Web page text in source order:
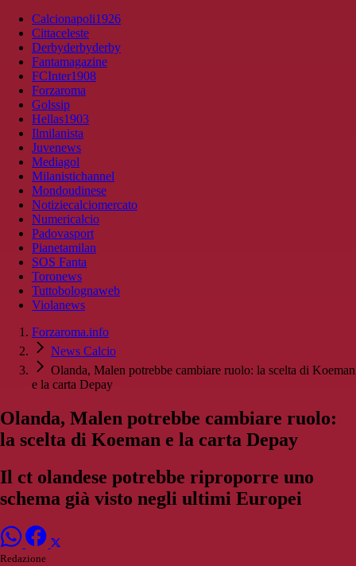
Calcionapoli1926
Cittaceleste
Derbyderbyderby
Fantamagazine
FCInter1908
Forzaroma
Golssip
Hellas1903
Ilmilanista
Juvenews
Mediagol
Milanistichannel
Mondoudinese
Notiziecalciomercato
Numericalcio
Padovasport
Pianetamilan
SOS Fanta
Toronews
Tuttobolognaweb
Violanews
Forzaroma.info
News Calcio
Olanda, Malen potrebbe cambiare ruolo: la scelta di Koeman
e la carta Depay
Olanda, Malen potrebbe cambiare ruolo:
la scelta di Koeman e la carta Depay
Il ct olandese potrebbe riproporre uno
schema già visto negli ultimi Europei
Redazione